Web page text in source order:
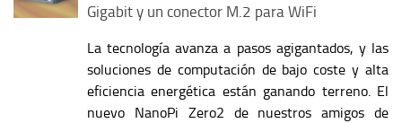
Gigabit y un conector M.2 para WiFi
La tecnología avanza a pasos agigantados, y las
soluciones de computación de bajo coste y alta
eficiencia energética están ganando terreno. El
nuevo NanoPi Zero2 de nuestros amigos de